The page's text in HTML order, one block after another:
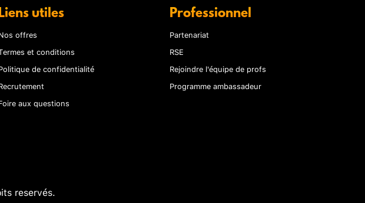
utiles
offres
et conditions
de confidentialité
aux questions
Professionnel
Partenariat
RSE
Rejoindre l'équipe de profs
Programme ambassadeur
reservés.